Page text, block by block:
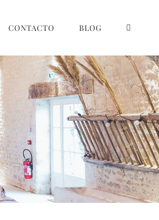
CONTACTO BLOG